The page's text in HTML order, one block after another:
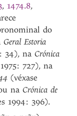
, 1474.8,
do
Geral Estoria
34), naCrónica
727), na
(véxase
naCrónica de
1994: 396).